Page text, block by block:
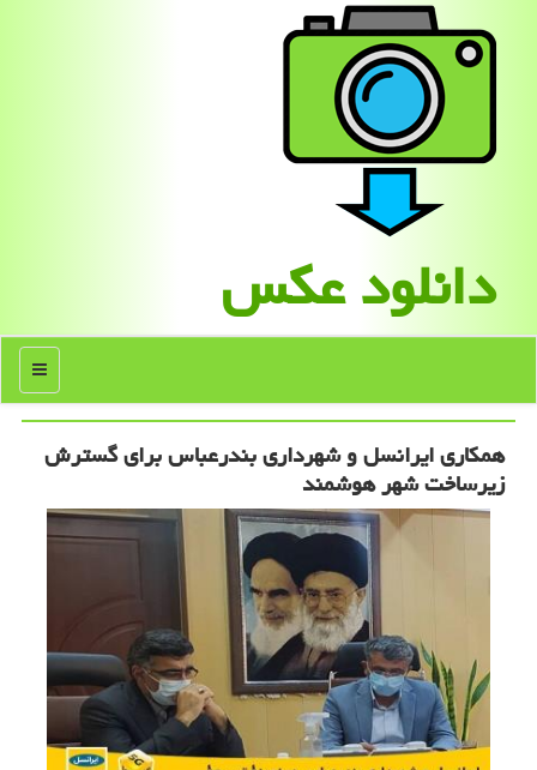
دانلود عكس
منو
همکاری ایرانسل و شهرداری بندرعباس برای گسترش
زیرساخت شهر هوشمند